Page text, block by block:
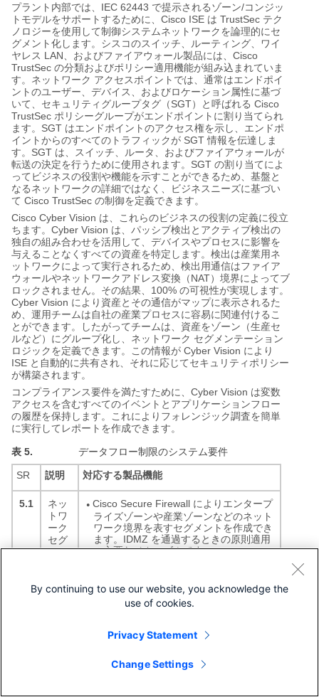
プラント内部では、 IEC 62443 で提示されるゾーン/コンジッ
トモデルをサポートするために、 Cisco ISE は TrustSec テク
ノロジーを使用して制御システムネットワークを論理的にセ
グメント化します。シスコのスイッチ、ルーティング、ワイ
ヤレス LAN 、およびファイアウォール製品には、 Cisco
TrustSec の分類およびポリシー適用機能が組み込まれていま
す。ネットワーク アクセスポイントでは、通常はエンドポイ
ントのユーザー、デバイス、およびロケーション属性に基づ
いて、セキュリティグループタグ（ SGT）と呼ばれる Cisco
TrustSec ポリシーグループがエンドポイントに割り当てられ
ます。 SGT はエンドポイントのアクセス権を示し、エンドポ
イントからのすべてのトラフィックが SGT情報を伝達しま
す。 SGT は、スイッチ、ルータ、およびファイアウォールが
転送の決定を行うために使用されます。 SGT の割り当てによ
ってビジネスの役割や機能を示すことができるため、基盤と
なるネットワークの詳細ではなく、ビジネスニーズに基づい
て Cisco TrustSec の制御を定義できます。
Cisco Cyber Vision は、これらのビジネスの役割の定義に役立
ちます。 Cyber Vision は、パッシブ検出とアクティブ検出の
独自の組み合わせを活用して、デバイスやプロセスに影響を
与えることなくすべての資産を特定します。検出は産業用ネ
ットワークによって実行されるため、検出用通信はファイア
ウォールやネットワークアドレス変換（ NAT）境界によってブ
ロックされません。その結果、 100% の可視性が実現します。
Cyber Vision により資産とその通信がマップに表示されるた
め、運用チームは自社の産業プロセスに容易に関連付けるこ
とができます。したがってチームは、資産をゾーン（生産セ
ルなど）にグループ化し、ネットワーク セグメンテーション
ロジックを定義できます。この情報が Cyber Vision により
ISE と自動的に共有され、それに応じてセキュリティポリシー
が構築されます。
コンプライアンス要件を満たすために、 Cyber Vision は変数
アクセスを含むすべてのイベントとアプリケーションフロー
の履歴を保持します。これによりフォレンジック調査を簡単
に実行してレポートを作成できます。
表 5. データフロー制限のシステム要件
SR 説明 対応する製品機能
5.1
ネッ
トワ
ーク
セグ
メン
ン
● Cisco Secure Firewall によりエンタープ
ライズゾーンや産業ゾーンなどのネット
ワーク境界を表すセグメントを作成でき
ます。IDMZ を通過するときの原則適用
の主要なメカニズムです。
トするために、Cisco ISE は TrustSec
テクノロジーを使用して制御システムネ
ループ化し、コンジットを通過するデー
タを視覚化する機能を提供します。
By continuing to use our website, you acknowledge the
use of cookies.
Privacy Statement
Change Settings